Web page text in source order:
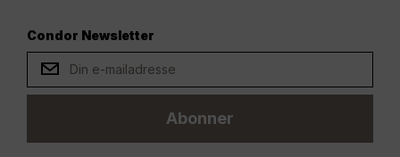
Condor Newsletter
Abonner